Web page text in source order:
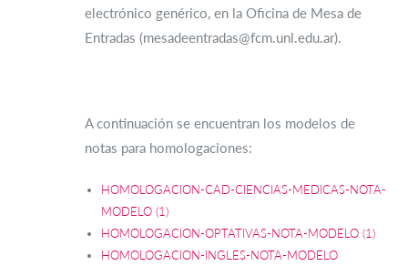
electrónico genérico, en la Oficina de Mesa de
Entradas (mesadeentradas@fcm.unl.edu.ar).
A continuación se encuentran los modelos de
notas para homologaciones:
HOMOLOGACION-CAD-CIENCIAS-MEDICAS-NOTA-
MODELO (1)
HOMOLOGACION-OPTATIVAS-NOTA-MODELO (1)
HOMOLOGACION-INGLES-NOTA-MODELO